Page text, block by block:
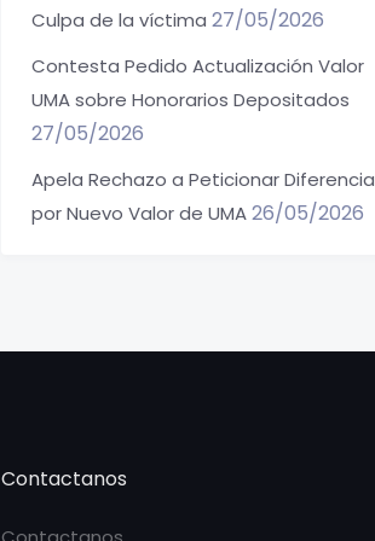
Culpa de la víctima 27/05/2026
Contesta Pedido Actualización Valor
UMA sobre Honorarios Depositados
27/05/2026
Apela Rechazo a Peticionar Diferencia
por Nuevo Valor de UMA26/05/2026
Contactanos